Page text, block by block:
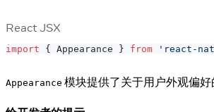
React JSX
import { Appearance } from 'react-
Appearance 模块提供了关于用户外观偏